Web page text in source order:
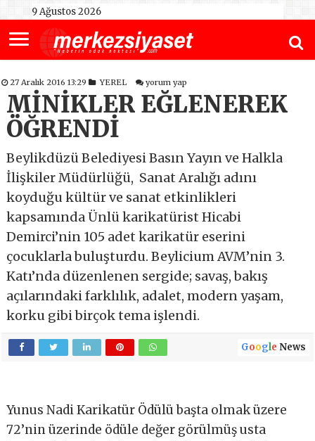
9 Ağustos 2026
27 Aralık 2016 13:29 YEREL yorum yap
MİNİKLER EĞLENEREK
ÖĞRENDİ
Beylikdüzü Belediyesi Basın Yayın ve Halkla
İlişkiler Müdürlüğü, Sanat Aralığı adını
koyduğu kültür ve sanat etkinlikleri
kapsamında Ünlü karikatürist Hicabi
Demirci’nin 105 adet karikatür eserini
çocuklarla buluşturdu. Beylicium AVM’nin 3.
Katı’nda düzenlenen sergide; savaş, bakış
açılarındaki farklılık, adalet, modern yaşam,
korku gibi birçok tema işlendi.
Google News
Yunus Nadi Karikatür Ödülü başta olmak üzere
72’nin üzerinde ödüle değer görülmüş usta